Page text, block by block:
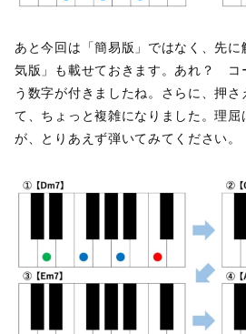
あと今回は「簡易版」ではなく、先
気版」も載せておきます。あれ？ コ
う数字が付きましたね。さらに、押
て、ちょっと複雑になりました。理屈
が、とりあえず弾いてみてください。